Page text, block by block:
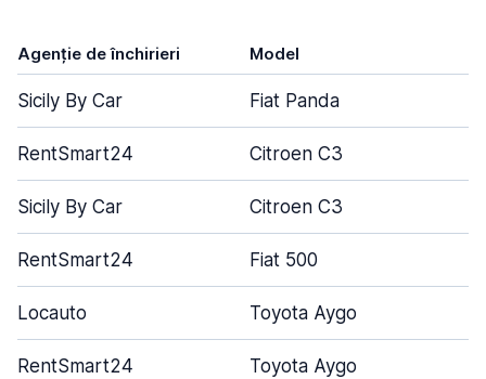
Agenție de închirieri Model
Sicily By Car Fiat Panda
RentSmart24 Citroen C3
Sicily By Car Citroen C3
RentSmart24 Fiat 500
Locauto Toyota Aygo
RentSmart24 Toyota Aygo